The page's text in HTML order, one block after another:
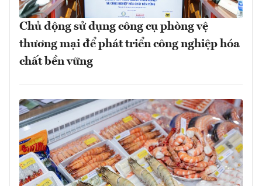
Chủ động sử dụng công cụ phòng vệ
thương mại để phát triển công nghiệp hóa
chất bền vững